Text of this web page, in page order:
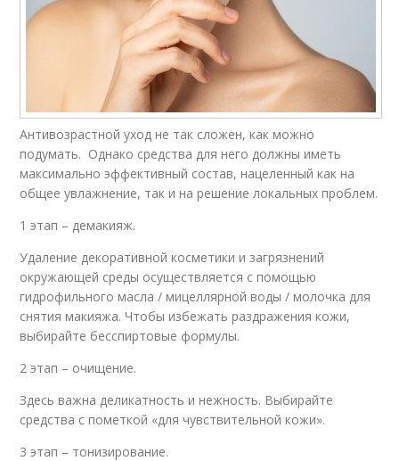
Антивозрастной уход не так сложен, как можно
подумать. Однако средства для него должны иметь
максимально эффективный состав, нацеленный как на
общее увлажнение, так и на решение локальных проблем.
1 этап – демакияж.
Удаление декоративной косметики и загрязнений
окружающей среды осуществляется с помощью
гидрофильного масла / мицеллярной воды / молочка для
снятия макияжа. Чтобы избежать раздражения кожи,
выбирайте бесспиртовые формулы.
2 этап – очищение.
Здесь важна деликатность и нежность. Выбирайте
средства с пометкой «для чувствительной кожи».
3 этап – тонизирование.